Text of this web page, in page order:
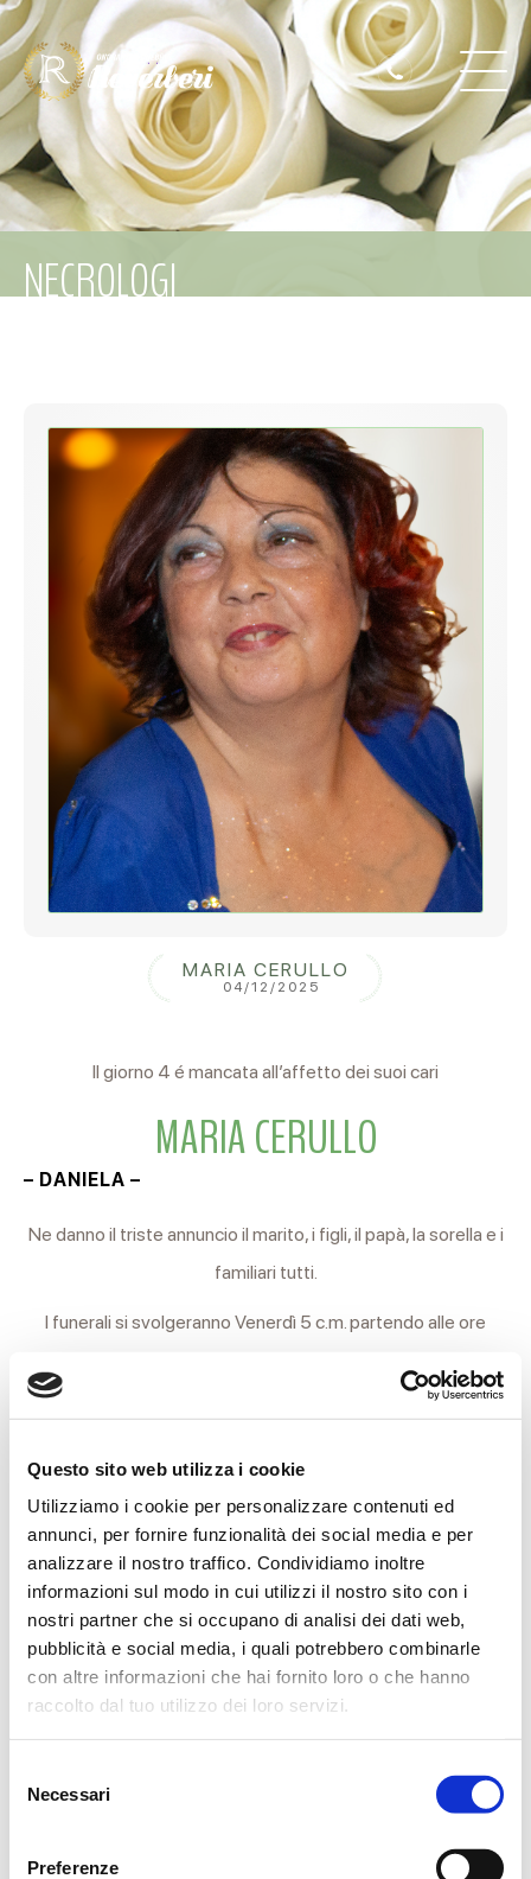
Questo sito web utilizza i cookie
Utilizziamo i cookie per personalizzare contenuti ed
annunci, per fornire funzionalità dei social media e per
analizzare il nostro traffico. Condividiamo inoltre
informazioni sul modo in cui utilizzi il nostro sito con i
nostri partner che si occupano di analisi dei dati web,
pubblicità e social media, i quali potrebbero combinarle
con altre informazioni che hai fornito loro o che hanno
raccolto dal tuo utilizzo dei loro servizi.
delNecessari
Preferenze
NECROLOGI
MARIA CERULLO
04/12/2025
Il giorno 4 é mancata all’affetto dei suoi cari
MARIA CERULLO
– DANIELA –
Ne danno il triste annuncio il marito, i figli, il papà, la sorella e i
familiari tutti.
I funerali si svolgeranno Venerdì 5 c.m. partendo alle ore
Nuova per la Chiesa parrocchiale di Rivalta.
Reggio Emilia, 4 Dicembre 2025
ORARI VISITE